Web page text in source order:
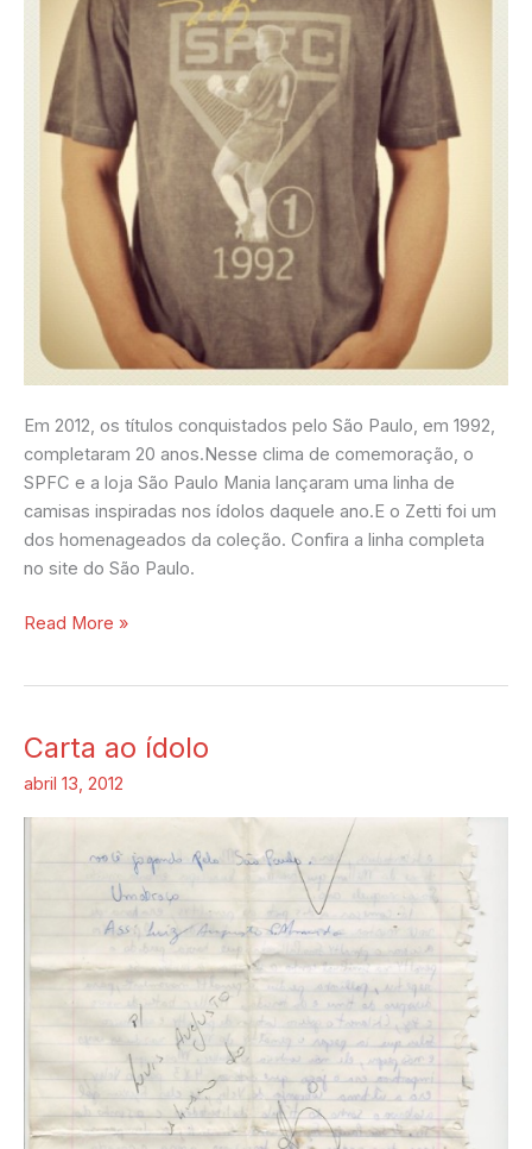
Em 2012, os títulos conquistados pelo São Paulo, em 1992,
completaram 20 anos.Nesse clima de comemoração, o
SPFC e a loja São Paulo Mania lançaram uma linha de
camisas inspiradas nos ídolos daquele ano.E o Zetti foi um
dos homenageados da coleção. Confira a linha completa
no site do São Paulo.
Read More »
Carta ao ídolo
abril 13, 2012
Carta
ao